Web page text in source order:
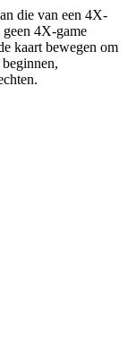
die van een 4X-
4X-game
kaart bewegen om